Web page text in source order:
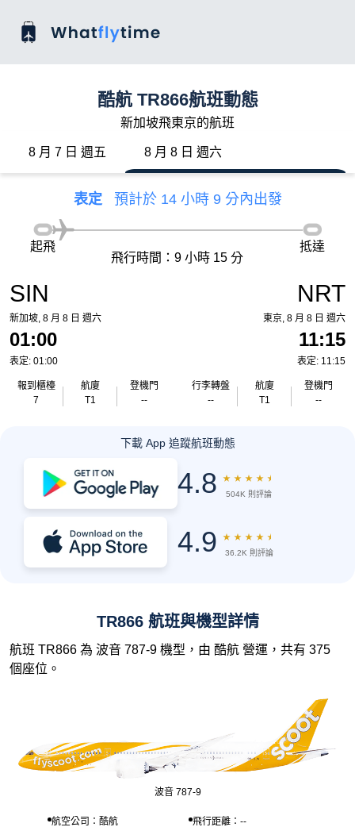
酷航 TR866航班動態
新加坡飛東京的航班
8 月 7 日 週五 8 月 8 日 週六
表定 預計於 14 小時 9 分內出發
SIN
新加坡, 8 月 8 日 週六
01:00
表定: 01:00
報到櫃檯
7
航廈
T1
登機門
--
起飛
飛行時間：9 小時 15 分
抵達
NRT
東京, 8 月 8 日 週六
11:15
表定: 11:15
行李轉盤
--
航廈
T1
登機門
--
下載 App 追蹤航班動態
4.8 ★ ★ ★ ★ ★
504K 則評論
4.9 ★ ★ ★ ★ ★
36.2K 則評論
TR866 航班與機型詳情
航班 TR866 為 波音 787-9 機型，由 酷航 營運，共有 375
個座位。
波音 787-9
航空公司：酷航
飛行距離：--